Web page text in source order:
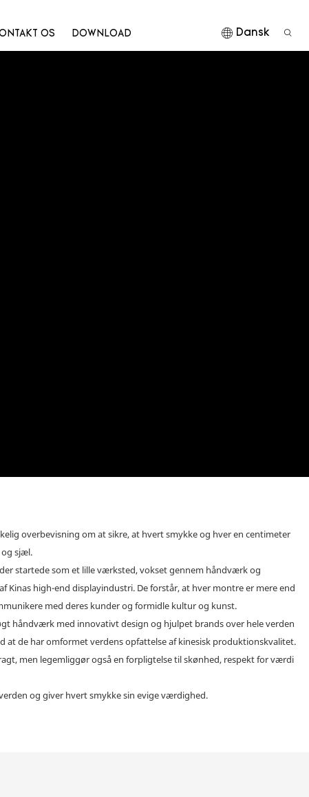
OS DOWNLOAD Dansk
overbevisning om at sikre, at hvert smykke og hver en centimeter
og sjæl.
startede som et lille værksted, vokset gennem håndværk og
​​Kinas high-end displayindustri. De forstår, at hver montre er mere end
med deres kunder og formidle kultur og kunst.
håndværk med innovativt design og hjulpet brands over hele verden
at de har omformet verdens opfattelse af kinesisk produktionskvalitet.
men legemliggør også en forpligtelse til skønhed, respekt for værdi
og giver hvert smykke sin evige værdighed.